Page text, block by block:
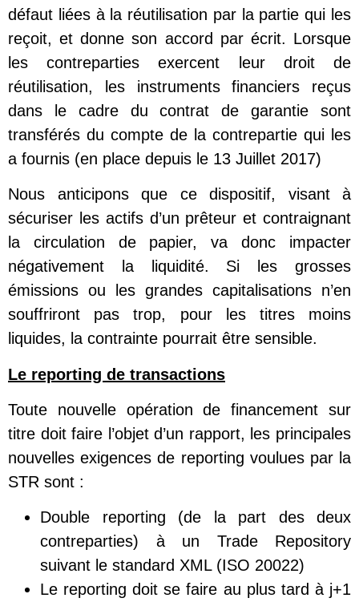
défaut liées à la réutilisation par la partie qui les
reçoit, et donne son accord par écrit. Lorsque
les contreparties exercent leur droit de
réutilisation, les instruments financiers reçus
dans le cadre du contrat de garantie sont
transférés du compte de la contrepartie qui les
a fournis (en place depuis le 13 Juillet 2017)
Nous anticipons que ce dispositif, visant à
sécuriser les actifs d’un prêteur et contraignant
la circulation de papier, va donc impacter
négativement la liquidité. Si les grosses
émissions ou les grandes capitalisations n’en
souffriront pas trop, pour les titres moins
liquides, la contrainte pourrait être sensible.
Le reporting de transactions
Toute nouvelle opération de financement sur
titre doit faire l’objet d’un rapport, les principales
nouvelles exigences de reporting voulues par la
STR sont :
Double reporting (de la part des deux
contreparties) à un Trade Repository
suivant le standard XML (ISO 20022)
Le reporting doit se faire au plus tard à j+1